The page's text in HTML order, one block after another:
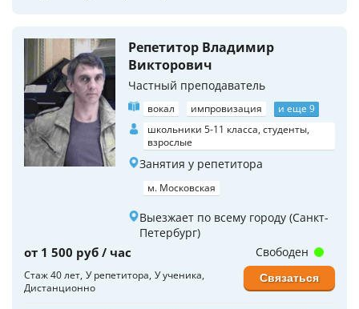
Репетитор Владимир
Викторович
Частный преподаватель
вокал импровизация
и еще 9
школьники 5-11 класса, студенты,
взрослые
Занятия у репетитора
м. Московская
Выезжает по всему городу (Санкт-
Петербург)
от 1 500 руб / час
Стаж 40 лет У репетитора У ученика
Дистанционно
Свободен
Связаться